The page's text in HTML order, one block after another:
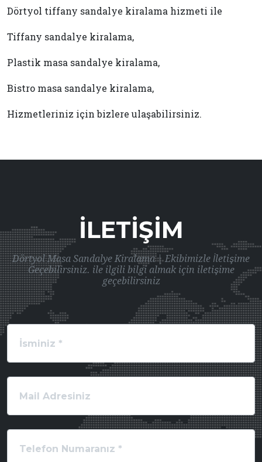
Dörtyol tiffany sandalye kiralama hizmeti ile
Tiffany sandalye kiralama,
Plastik masa sandalye kiralama,
Bistro masa sandalye kiralama,
Hizmetleriniz için bizlere ulaşabilirsiniz.
İLETIŞIM
Dörtyol Masa Sandalye Kiralama | Ekibimizle İletişime
Geçebilirsiniz. ile ilgili bilgi almak için iletişime
geçebilirsiniz